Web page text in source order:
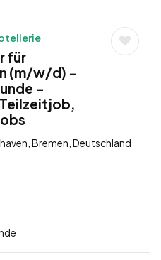
für
(m/w/d) –
–
Bremen, Deutschland